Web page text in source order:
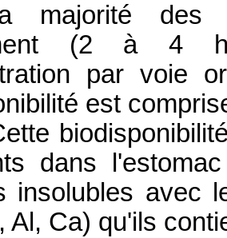
majorité des
(2 à 4
par voie
est
dans
insolubles avec
Al, Ca) qu'ils